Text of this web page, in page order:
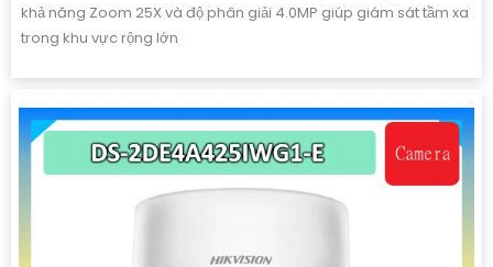
khả năng Zoom 25X và độ phân giải 4.0MP giúp giám sát tầm xa
trong khu vực rộng lớn